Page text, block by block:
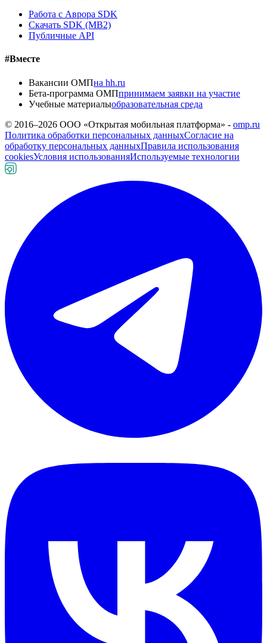
Работа с Аврора SDK
Скачать SDK (MB2)
Публичные API
#Вместе
Вакансии ОМПна hh.ru
Бета-программа ОМПпринимаем заявки на участие
Учебные материалыобразовательная среда
© 2016–2026 ООО «Открытая мобильная платформа» - omp.ru
Политика обработки персональных данныхСогласие на
обработку персональных данныхПравила использования
cookiesУсловия использованияИспользуемые технологии